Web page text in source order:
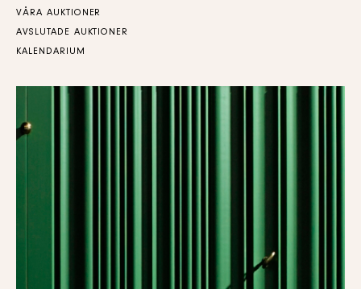
VÅRA AUKTIONER
AVSLUTADE AUKTIONER
KALENDARIUM